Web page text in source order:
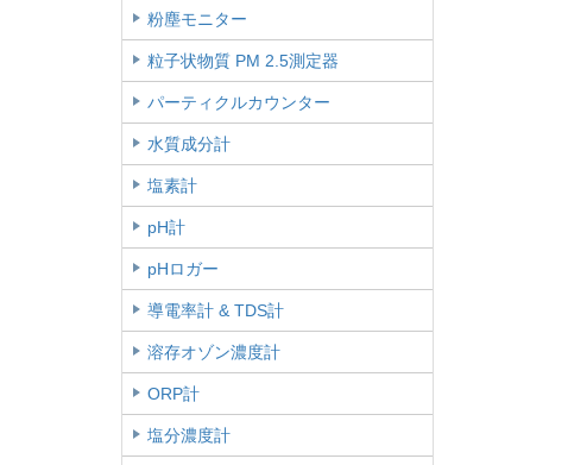
粉塵モニター
粒子状物質 PM 2.5測定器
パーティクルカウンター
水質成分計
塩素計
pH計
pHロガー
導電率計 & TDS計
溶存オゾン濃度計
ORP計
塩分濃度計